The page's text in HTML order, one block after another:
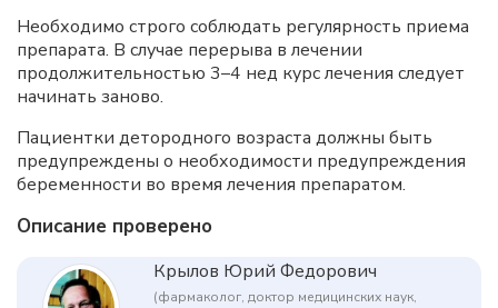
Необходимо строго соблюдать регулярность приема
препарата. В случае перерыва в лечении
продолжительностью 3–4 нед курс лечения следует
начинать заново.
Пациентки детородного возраста должны быть
предупреждены о необходимости предупреждения
беременности во время лечения препаратом.
Описание проверено
Крылов Юрий Федорович
(фармаколог, доктор медицинских наук,